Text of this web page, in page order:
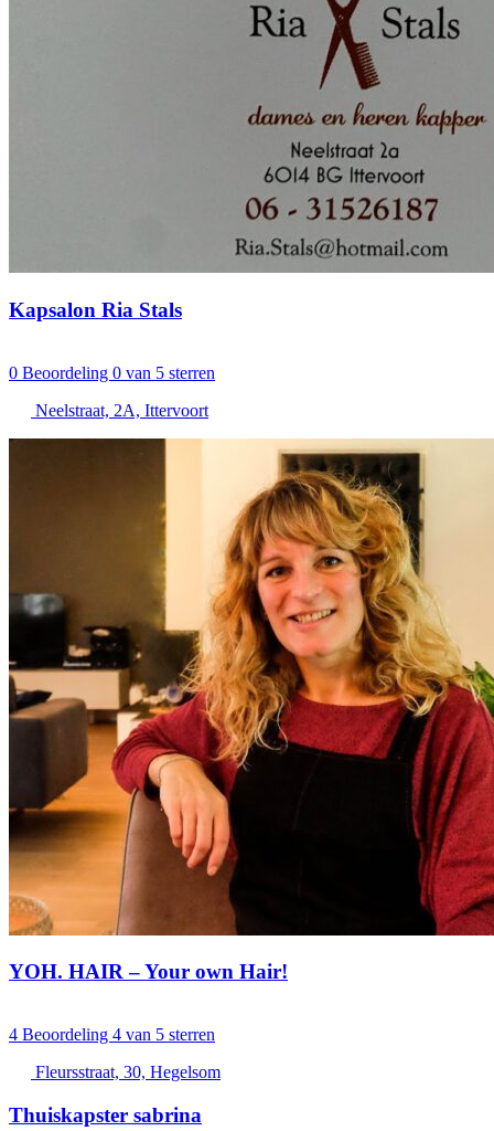
Kapsalon Ria Stals
0 Beoordeling 0 van 5 sterren
Neelstraat, 2A, Ittervoort
YOH. HAIR – Your own Hair!
4 Beoordeling 4 van 5 sterren
Fleursstraat, 30, Hegelsom
Thuiskapster sabrina